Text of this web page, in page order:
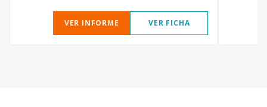
VER INFORME VER FICHA